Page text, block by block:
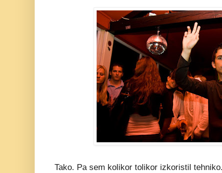
Tako. Pa sem kolikor tolikor izkoristil